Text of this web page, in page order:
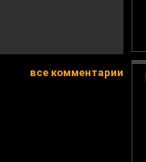
все комментарии